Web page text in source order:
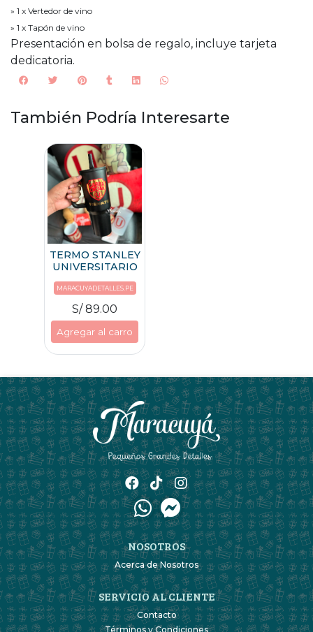
» 1 x Vertedor de vino
» 1 x Tapón de vino
Presentación en bolsa de regalo, incluye tarjeta
dedicatoria.
También Podría Interesarte
TERMO STANLEY
UNIVERSITARIO
MARACUYADETALLES.PE
S/ 89.00
Agregar al carro
NOSOTROS
Acerca de Nosotros
SERVICIO AL CLIENTE
Contacto